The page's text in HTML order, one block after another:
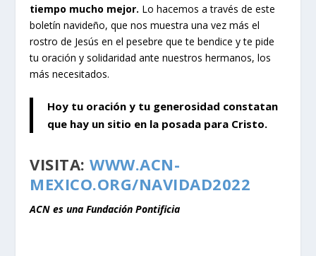
tiempo mucho mejor. Lo hacemos a través de este
boletín navideño, que nos muestra una vez más el
rostro de Jesús en el pesebre que te bendice y te pide
tu oración y solidaridad ante nuestros hermanos, los
más necesitados.
Hoy tu oración y tu generosidad constatan
que hay un sitio en la posada para Cristo.
VISITA:WWW.ACN-
MEXICO.ORG/NAVIDAD2022
ACN es una Fundación Pontificia